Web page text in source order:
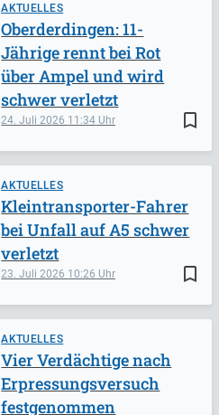
AKTUELLES
bookmark_border
24. Juli 2026 11:34
Oberderdingen: 11-
Jährige rennt bei Rot
über Ampel und wird
schwer verletzt
AKTUELLES
bookmark_border
23. Juli 2026 10:26
Kleintransporter-Fahrer
bei Unfall auf A5 schwer
verletzt
AKTUELLES
Vier Verdächtige nach
Erpressungsversuch
festgenommen